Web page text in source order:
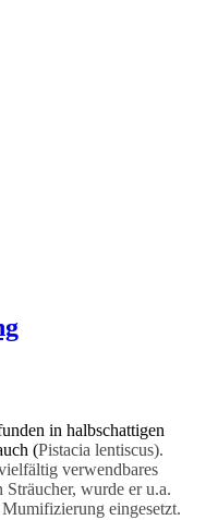
in halbschattigen
(Pistacia lentiscus).
verwendbares
wurde er u.a.
eingesetzt.